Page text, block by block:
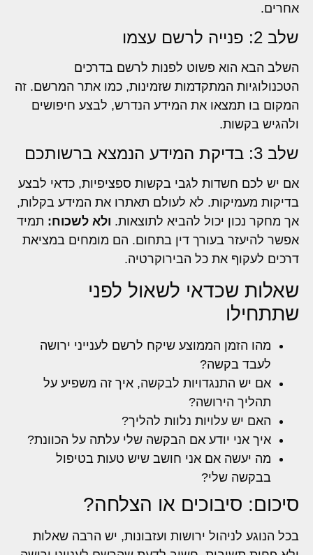
אחרים.
שלב 2: פנייה לרשם עצמו
השלב הבא הוא פשוט לפנות לרשם בדרכים
הטכנולוגיות המתקדמות שזמינות, כמו אתר המרשם. זה
המקום בו תמצאו את המידע הנדרש, לבצע חיפושים
ולהגיש בקשות.
שלב 3: בדיקת המידע הנמצא ברשותכם
אם יש לכם חשדות לגבי בקשות ספציפיות, כדאי לבצע
בדיקות מעמיקות. לא לעולם תאתרו את המידע בקלות,
אך מחקר נכון יכול להביא לתוצאות. ולא לשכוח: תמיד
אפשר להיעזר בעורך דין בתחום. הם מומחים במציאת
דרכים לעקוף את כל הבירוקרטיה.
שאלות שכדאי לשאול לפני
שתתחילו
מהו הזמן הממוצע שיקח לרשם לענייני ירושה
לעבד בקשה?
אם יש התנגדויות לבקשה, איך זה משפיע על
תהליך הירושה?
האם יש עלויות נלוות להליך?
איך אני יודע אם הבקשה שלי עלתה על הכוונת?
מה יעשה אם אני חושב שיש טעות בטיפול
בבקשה שלי?
סיכום: סיבוכים או הצלחה?
בכל הנוגע לניהול ירושות ועזבונות, יש הרבה שאלות